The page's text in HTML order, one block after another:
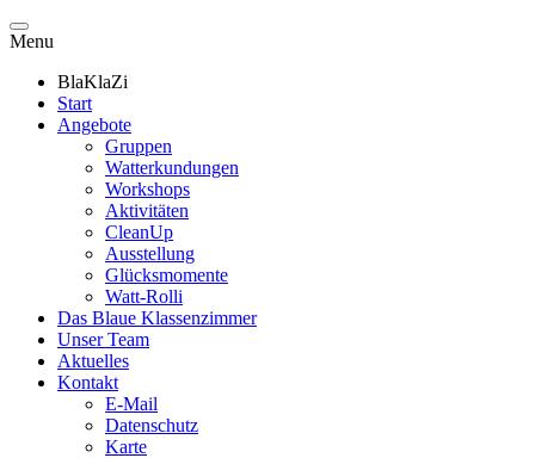
Menu
BlaKlaZi
Start
Angebote
Gruppen
Watterkundungen
Workshops
Aktivitäten
CleanUp
Ausstellung
Glücksmomente
Watt-Rolli
Das Blaue Klassenzimmer
Unser Team
Aktuelles
Kontakt
E-Mail
Datenschutz
Karte